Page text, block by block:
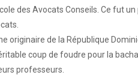
des Avocats Conseils. Ce fut
originaire de la République
coup de foudre pour la
professeurs.